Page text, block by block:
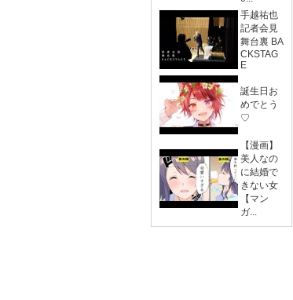
手越祐也
記者会見
舞台裏 BA
CKSTAG
E
誕生日お
めでとう
♡
【漫画】
美人なの
に結婚で
きない女
【マン
ガ...